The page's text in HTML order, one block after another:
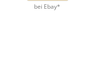
bei Ebay*